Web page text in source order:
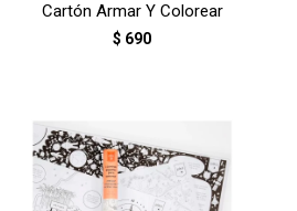
Cartón Armar Y Colorear
$ 690